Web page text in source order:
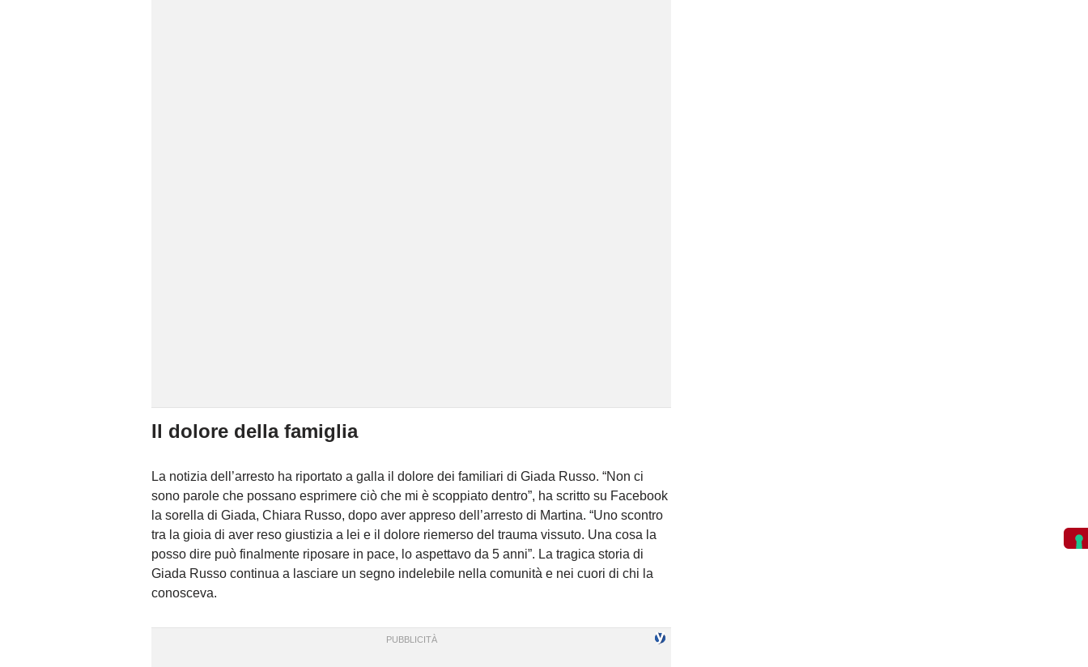
Il dolore della famiglia
La notizia dell’arresto ha riportato a galla il dolore dei familiari di Giada Russo. “Non ci
sono parole che possano esprimere ciò che mi è scoppiato dentro”, ha scritto su Facebook
la sorella di Giada, Chiara Russo, dopo aver appreso dell’arresto di Martina. “Uno scontro
tra la gioia di aver reso giustizia a lei e il dolore riemerso del trauma vissuto. Una cosa la
posso dire può finalmente riposare in pace, lo aspettavo da 5 anni”. La tragica storia di
Giada Russo continua a lasciare un segno indelebile nella comunità e nei cuori di chi la
conosceva.